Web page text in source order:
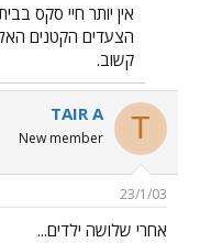
אין יותר חיי סקס
הצעדים הקטנים
קשוב.
T
TAIR A
New member
23/1/03
אחרי שלושה ילדים...